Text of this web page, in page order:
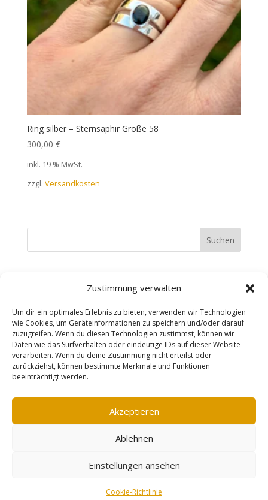
Zustimmung verwalten
Um dir ein optimales Erlebnis zu bieten, verwenden wir Technologien
wie Cookies, um Geräteinformationen zu speichern und/oder darauf
zuzugreifen. Wenn du diesen Technologien zustimmst, können wir
Daten wie das Surfverhalten oder eindeutige IDs auf dieser Website
verarbeiten. Wenn du deine Zustimmung nicht erteilst oder
zurückziehst, können bestimmte Merkmale und Funktionen
beeinträchtigt werden.
Akzeptieren
Ablehnen
Einstellungen ansehen
Cookie-Richtlinie
Ring silber – Sternsaphir Größe 58
300,00 €
inkl. 19 % MwSt.
zzgl. Versandkosten
Suchen
Recent Comments
Es sind keine Kommentare vorhanden.
Impressum AGB
Datenschutzerklärung
Widerrufsbelehrung
Vertrag widerrufen
Cookie-Richtlinie (EU)
©mareensschmuckschmiede
Vertrag widerrufen